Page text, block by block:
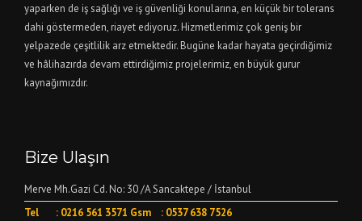
yaparken de iş sağlığı ve iş güvenliği konularına, en küçük bir tolerans
dahi göstermeden, riayet ediyoruz. Hizmetlerimiz çok geniş bir
yelpazede çeşitlilik arz etmektedir. Bugüne kadar hayata geçirdiğimiz
ve hâlihazırda devam ettirdiğimiz projelerimiz, en büyük gurur
kaynağımızdır.
Bize Ulaşın
Merve Mh.Gazi Cd. No: 30 /A Sancaktepe / İstanbul
Tel : 0216 561 3571 Gsm : 0537 638 7526